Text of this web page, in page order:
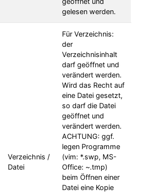
gelesen werden.
Verzeichnis /
Datei
Für Verzeichnis:
der
Verzeichnisinhalt
darf geöffnet und
verändert werden.
Wird das Recht auf
eine Datei gesetzt,
so darf die Datei
geöffnet und
verändert werden.
ACHTUNG: ggf.
legen Programme
(vim: *.swp, MS-
Office: ~.tmp)
beim Öffnen einer
Datei eine Kopie